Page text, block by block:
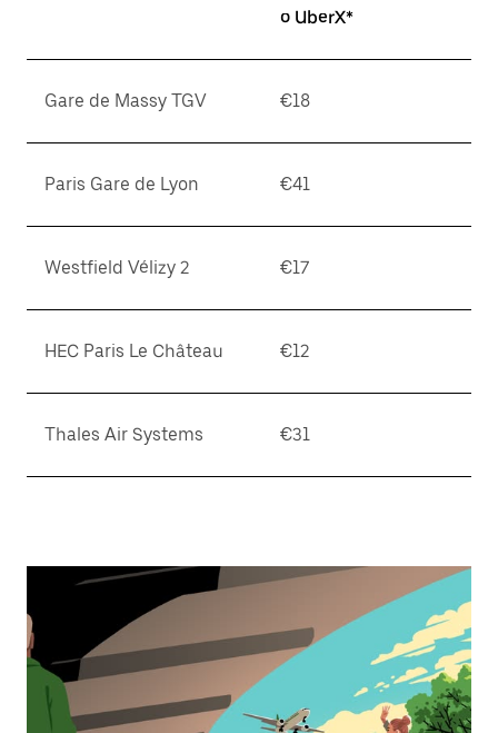
o UberX*
Gare de Massy TGV €18
Paris Gare de Lyon €41
Westfield Vélizy 2 €17
HEC Paris Le Château €12
Thales Air Systems €31